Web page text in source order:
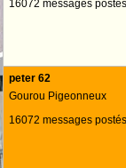
16072 messages postés
peter 62
Gourou Pigeonneux
16072 messages postés